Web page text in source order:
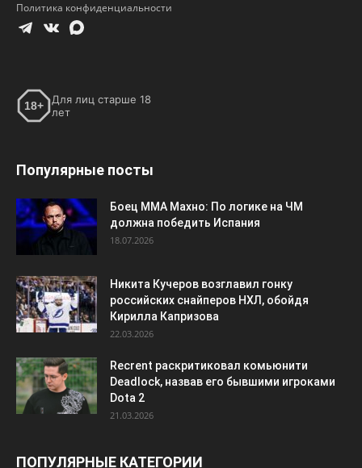
Политика конфиденциальности
18+
Для лиц старше 18
лет
Популярные посты
Боец ММА Махно: По логике на ЧМ
должна победить Испания
18.07.2026
Никита Кучеров возглавил гонку
российских снайперов НХЛ, обойдя
Кирилла Капризова
22.03.2026
Recrent раскритиковал комьюнити
Deadlock, назвав его бывшими игроками
Dota 2
21.03.2026
ПОПУЛЯРНЫЕ КАТЕГОРИИ